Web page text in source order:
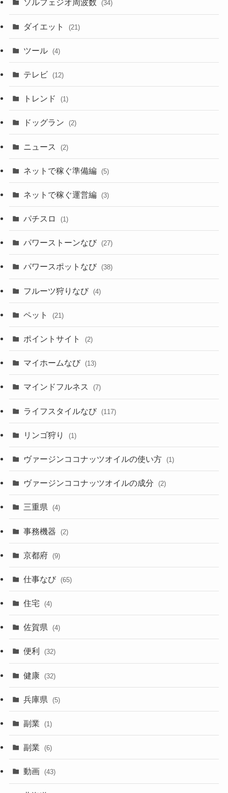
ソルフェジオ周波数 (34)
ダイエット (21)
ツール (4)
テレビ (12)
トレンド (1)
ドッグラン (2)
ニュース (2)
ネットで稼ぐ準備編 (5)
ネットで稼ぐ運営編 (3)
パチスロ (1)
パワーストーンなび (27)
パワースポットなび (38)
フルーツ狩りなび (4)
ペット (21)
ポイントサイト (2)
マイホームなび (13)
マインドフルネス (7)
ライフスタイルなび (117)
リンゴ狩り (1)
ヴァージンココナッツオイルの使い方 (1)
ヴァージンココナッツオイルの成分 (2)
三重県 (4)
事務機器 (2)
京都府 (9)
仕事なび (65)
住宅 (4)
佐賀県 (4)
便利 (32)
健康 (32)
兵庫県 (5)
副業 (1)
副業 (6)
動画 (43)